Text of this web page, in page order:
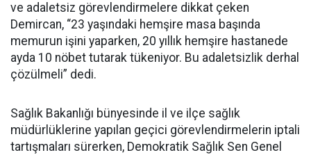
ve adaletsiz görevlendirmelere dikkat çeken
Demircan, “23 yaşındaki hemşire masa başında
memurun işini yaparken, 20 yıllık hemşire hastanede
ayda 10 nöbet tutarak tükeniyor. Bu adaletsizlik derhal
çözülmeli” dedi.
Sağlık Bakanlığı bünyesinde il ve ilçe sağlık
müdürlüklerine yapılan geçici görevlendirmelerin iptali
tartışmaları sürerken, Demokratik Sağlık Sen Genel